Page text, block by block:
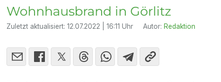
Wohnhausbrand in Görlitz
Zuletzt aktualisiert:12.07.2022 | 16:11 Uhr Autor: Redaktion